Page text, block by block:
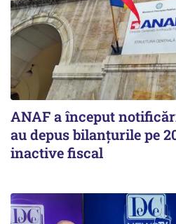
ANAF a început
au depus bilanțurile pe
inactive fiscal